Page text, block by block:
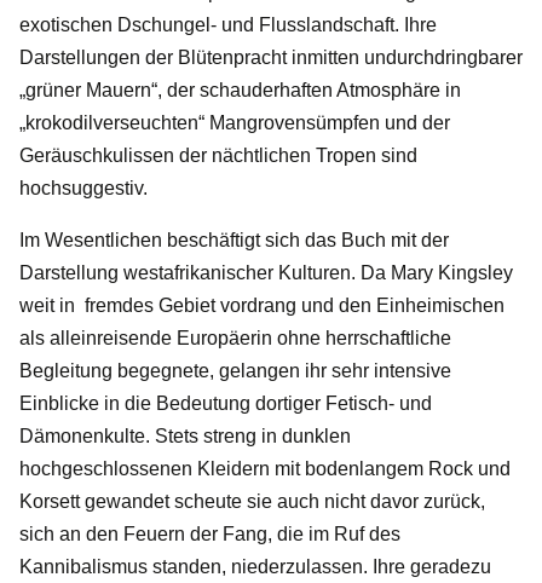
exotischen Dschungel- und Flusslandschaft. Ihre
Darstellungen der Blütenpracht inmitten undurchdringbarer
„grüner Mauern“, der schauderhaften Atmosphäre in
„krokodilverseuchten“ Mangrovensümpfen und der
Geräuschkulissen der nächtlichen Tropen sind
hochsuggestiv.
Im Wesentlichen beschäftigt sich das Buch mit der
Darstellung westafrikanischer Kulturen. Da Mary Kingsley
weit in fremdes Gebiet vordrang und den Einheimischen
als alleinreisende Europäerin ohne herrschaftliche
Begleitung begegnete, gelangen ihr sehr intensive
Einblicke in die Bedeutung dortiger Fetisch- und
Dämonenkulte. Stets streng in dunklen
hochgeschlossenen Kleidern mit bodenlangem Rock und
Korsett gewandet scheute sie auch nicht davor zurück,
sich an den Feuern der Fang, die im Ruf des
Kannibalismus standen, niederzulassen. Ihre geradezu